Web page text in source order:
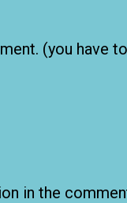
(you have
in the